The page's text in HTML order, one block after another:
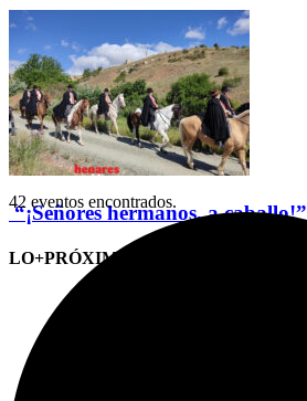
“¡Señores hermanos, a caballo!”
LO+PRÓXIMO (CITAS)
42 eventos encontrados.